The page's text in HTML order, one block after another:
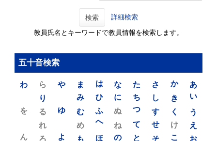
検索 詳細検索
教員氏名とキーワードで教員情報を検索します。
五十音検索
あ
い
う
え
お
か
き
く
け
こ
さ
し
す
せ
そ
た
ち
つ
て
と
な
に
ぬ
ね
の
は
ひ
ふ
へ
ほ
ま
み
む
め
も
や
ゆ
よ
ら
り
る
れ
ろ
わ
を
ん